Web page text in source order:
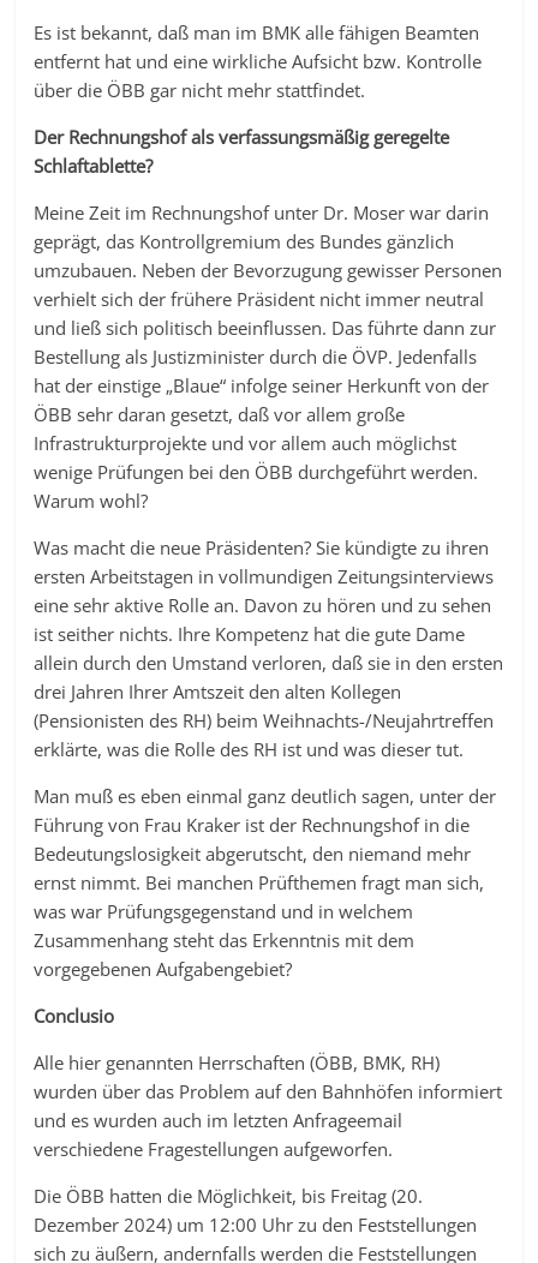
Es ist bekannt, daß man im BMK alle fähigen Beamten
entfernt hat und eine wirkliche Aufsicht bzw. Kontrolle
über die ÖBB gar nicht mehr stattfindet.
Der Rechnungshof als verfassungsmäßig geregelte
Schlaftablette?
Meine Zeit im Rechnungshof unter Dr. Moser war darin
geprägt, das Kontrollgremium des Bundes gänzlich
umzubauen. Neben der Bevorzugung gewisser Personen
verhielt sich der frühere Präsident nicht immer neutral
und ließ sich politisch beeinflussen. Das führte dann zur
Bestellung als Justizminister durch die ÖVP. Jedenfalls
hat der einstige „Blaue“ infolge seiner Herkunft von der
ÖBB sehr daran gesetzt, daß vor allem große
Infrastrukturprojekte und vor allem auch möglichst
wenige Prüfungen bei den ÖBB durchgeführt werden.
Warum wohl?
Was macht die neue Präsidenten? Sie kündigte zu ihren
ersten Arbeitstagen in vollmundigen Zeitungsinterviews
eine sehr aktive Rolle an. Davon zu hören und zu sehen
ist seither nichts. Ihre Kompetenz hat die gute Dame
allein durch den Umstand verloren, daß sie in den ersten
drei Jahren Ihrer Amtszeit den alten Kollegen
(Pensionisten des RH) beim Weihnachts-/Neujahrtreffen
erklärte, was die Rolle des RH ist und was dieser tut.
Man muß es eben einmal ganz deutlich sagen, unter der
Führung von Frau Kraker ist der Rechnungshof in die
Bedeutungslosigkeit abgerutscht, den niemand mehr
ernst nimmt. Bei manchen Prüfthemen fragt man sich,
was war Prüfungsgegenstand und in welchem
Zusammenhang steht das Erkenntnis mit dem
vorgegebenen Aufgabengebiet?
Conclusio
Alle hier genannten Herrschaften (ÖBB, BMK, RH)
wurden über das Problem auf den Bahnhöfen informiert
und es wurden auch im letzten Anfrageemail
verschiedene Fragestellungen aufgeworfen.
Die ÖBB hatten die Möglichkeit, bis Freitag (20.
Dezember 2024) um 12:00 Uhr zu den Feststellungen
sich zu äußern, andernfalls werden die Feststellungen